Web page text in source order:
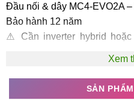
Đầu nối & dây MC4-EVO2A –
Bảo hành 12 năm
⚠️ Cần inverter hybrid
4. Ứng dụng & đề xuất kết
Hybrid lưu trữ 10–12kW
Xem
SẢN